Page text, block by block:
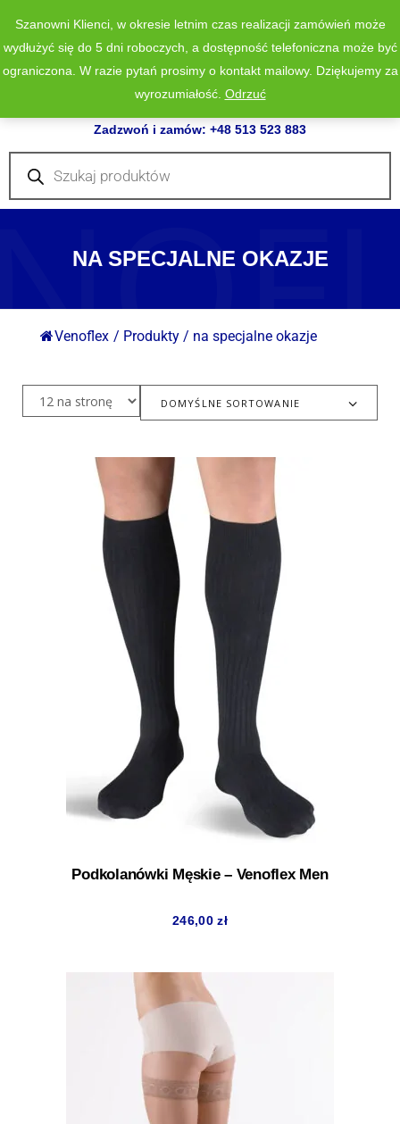
Zadzwoń i zamów: +48 513 523 883
Wyszukiwarka
produktów
NA SPECJALNE OKAZJE
Venoflex / Produkty / na specjalne okazje
DOMYŚLNE SORTOWANIE
Podkolanówki Męskie – Venoflex Men
246,00zł
Szanowni Klienci, w okresie letnim czas realizacji zamówień może
wydłużyć się do 5 dni roboczych, a dostępność telefoniczna może być
ograniczona. W razie pytań prosimy o kontakt mailowy. Dziękujemy za
wyrozumiałość. Odrzuć